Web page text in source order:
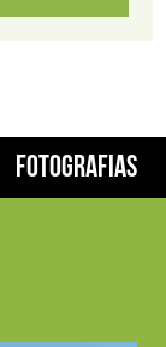
FOTOGRAFIAS